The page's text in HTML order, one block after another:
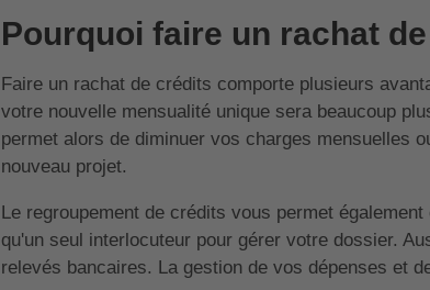
Pourquoi faire un rachat
Faire un rachat de crédits comporte plusieurs
votre nouvelle mensualité unique sera beaucoup
permet alors de diminuer vos charges mensuelles
nouveau projet.
Le regroupement de crédits vous permet également
qu'un seul interlocuteur pour gérer votre dossier.
relevés bancaires. La gestion de vos dépenses et